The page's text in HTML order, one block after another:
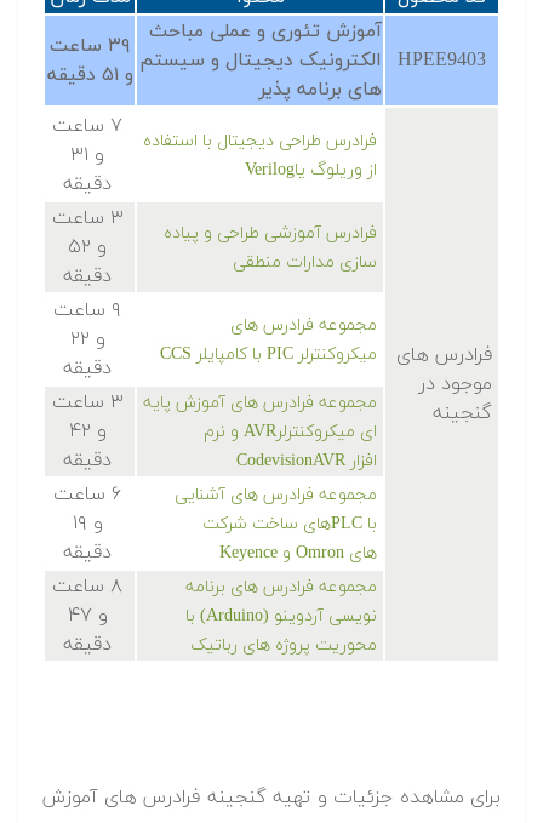
HPEE9403
آموزش تئوری و عملی مباحث
الکترونیک دیجیتال و سیستم
های برنامه پذیر
۳۹ ساعت
و ۵۱ دقیقه
فرادرس های
موجود در
گنجینه
فرادرس طراحی دیجیتال با استفاده
از وریلوگ یاVerilog
۷ ساعت
و ۳۱
دقیقه
فرادرس آموزشی طراحی و پیاده
سازی مدارات منطقی
۳ ساعت
و ۵۲
دقیقه
مجموعه فرادرس های
میکروکنترلر PIC با کامپایلر CCS
۹ ساعت
و ۲۲
دقیقه
مجموعه فرادرس های آموزش پایه
ای میکروکنترلرAVR و نرم
افزار CodevisionAVR
۳ ساعت
و ۴۲
دقیقه
مجموعه فرادرس های آشنایی
با PLCهای ساخت شرکت
های Omron و Keyence
۶ ساعت
و ۱۹
دقیقه
مجموعه فرادرس های برنامه
نویسی آردوینو (Arduino) با
محوریت پروژه های رباتیک
۸ ساعت
و ۴۷
دقیقه
برای مشاهده جزئیات و تهیه گنجینه فرادرس های آموزش